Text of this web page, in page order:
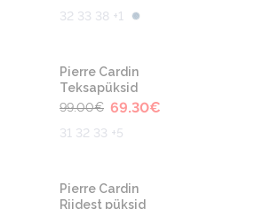
32 33 38 +1
-30%
Pierre Cardin
Teksapüksid
99.00€ 69.30€
31 32 33 +5
-40%
Pierre Cardin
Riidest püksid